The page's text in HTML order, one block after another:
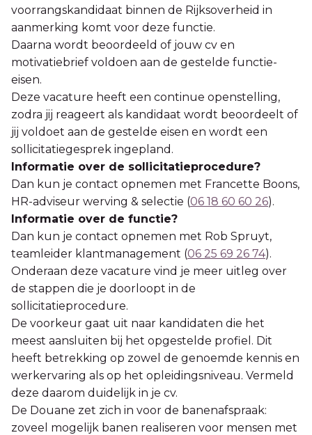
voorrangskandidaat binnen de Rijksoverheid in
aanmerking komt voor deze functie.
Daarna wordt beoordeeld of jouw cv en
motivatiebrief voldoen aan de gestelde functie-
eisen.
Deze vacature heeft een continue openstelling,
zodra jij reageert als kandidaat wordt beoordeelt of
jij voldoet aan de gestelde eisen en wordt een
sollicitatiegesprek ingepland.
Informatie over de sollicitatieprocedure?
Dan kun je contact opnemen met Francette Boons,
HR-adviseur werving & selectie (06 18 60 60 26).
Informatie over de functie?
Dan kun je contact opnemen met Rob Spruyt,
teamleider klantmanagement (06 25 69 26 74).
Onderaan deze vacature vind je meer uitleg over
de stappen die je doorloopt in de
sollicitatieprocedure.
De voorkeur gaat uit naar kandidaten die het
meest aansluiten bij het opgestelde profiel. Dit
heeft betrekking op zowel de genoemde kennis en
werkervaring als op het opleidingsniveau. Vermeld
deze daarom duidelijk in je cv.
De Douane zet zich in voor de banenafspraak:
zoveel mogelijk banen realiseren voor mensen met